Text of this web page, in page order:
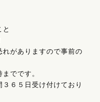
と
がありますので事前の
でです。
３６５日受け付けており